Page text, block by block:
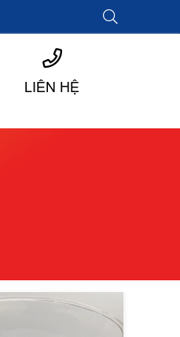
LIÊN HỆ